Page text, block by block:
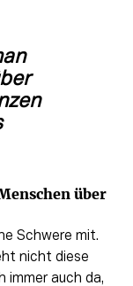
über
Schwere mit.
nicht diese
immer auch da,